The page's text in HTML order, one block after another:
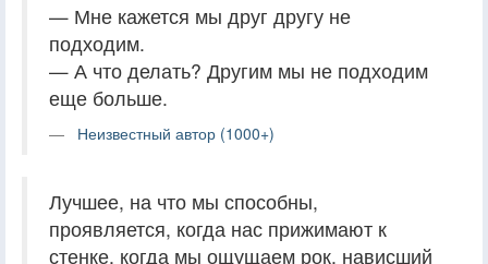
— Мне кажется мы друг другу не
подходим.
— А что делать? Другим мы не подходим
еще больше.
Неизвестный автор (1000+)
Лучшее, на что мы способны,
проявляется, когда нас прижимают к
стенке, когда мы ощущаем рок, нависший